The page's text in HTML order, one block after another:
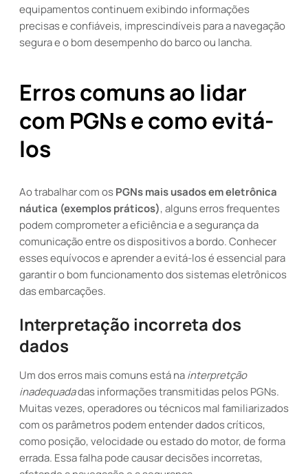
equipamentos continuem exibindo informações
precisas e confiáveis, imprescindíveis para a navegação
segura e o bom desempenho do barco ou lancha.
Erros comuns ao lidar
com PGNs e como evitá-
los
Ao trabalhar com osPGNs mais usados em eletrônica
náutica (exemplos práticos), alguns erros frequentes
podem comprometer a eficiência e a segurança da
comunicação entre os dispositivos a bordo. Conhecer
esses equívocos e aprender a evitá-los é essencial para
garantir o bom funcionamento dos sistemas eletrônicos
das embarcações.
Interpretação incorreta dos
dados
Um dos erros mais comuns está nainterpretção
inadequadadas informações transmitidas pelos PGNs.
Muitas vezes, operadores ou técnicos mal familiarizados
com os parâmetros podem entender dados críticos,
como posição, velocidade ou estado do motor, de forma
errada. Essa falha pode causar decisões incorretas,